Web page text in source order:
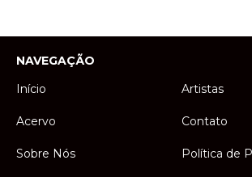
NAVEGAÇÃO
Início
Artistas
Acervo Contato
Sobre Nós Política de